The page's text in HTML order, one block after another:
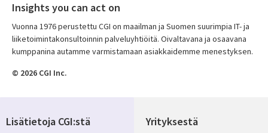
Insights you can act on
Vuonna 1976 perustettu CGI on maailman ja Suomen suurimpia IT- ja
liiketoimintakonsultoinnin palveluyhtiöitä. Oivaltavana ja osaavana
kumppanina autamme varmistamaan asiakkaidemme menestyksen.
© 2026 CGI Inc.
Yrityksestä
Lisätietoja CGI:stä